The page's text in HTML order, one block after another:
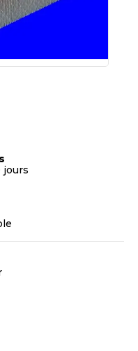
jours